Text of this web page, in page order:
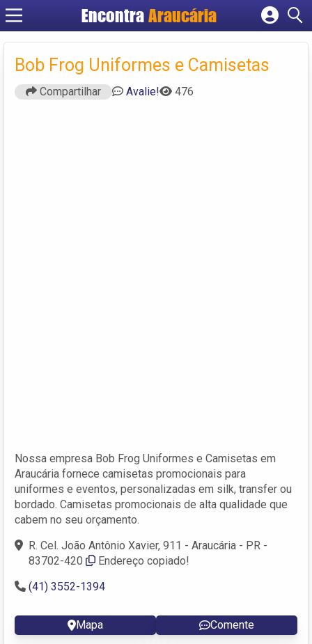
EncontraAraucária
Cadastrar empresa
Criar conta
Bob Frog Uniformes e Camisetas
Compartilhar Avalie! 476
Nossa empresa Bob Frog Uniformes e Camisetas em
Araucária fornece camisetas promocionais para
uniformes e eventos, personalizadas em silk, transfer ou
bordado. Camisetas promocionais de alta qualidade que
cabem no seu orçamento.
R. Cel. João Antônio Xavier, 911 - Araucária - PR -
83702-420
Endereço copiado!
(41) 3552-1394
Mapa Comente